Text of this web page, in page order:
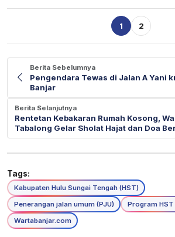
1 2
Berita Sebelumnya
Pengendara Tewas di Jalan A Yani
Banjar
Berita Selanjutnya
Rentetan Kebakaran Rumah Kosong,
Tabalong Gelar Sholat Hajat dan Doa
Tags:
Kabupaten Hulu Sungai Tengah (HST)
Penerangan jalan umum (PJU)
Program HST
Wartabanjar.com